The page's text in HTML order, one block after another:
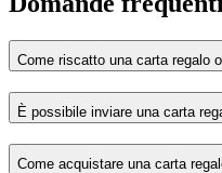
Come riscatto una carta regalo
È possibile inviare una carta
Come acquistare una carta